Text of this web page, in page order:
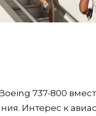
737-800
Интерес к